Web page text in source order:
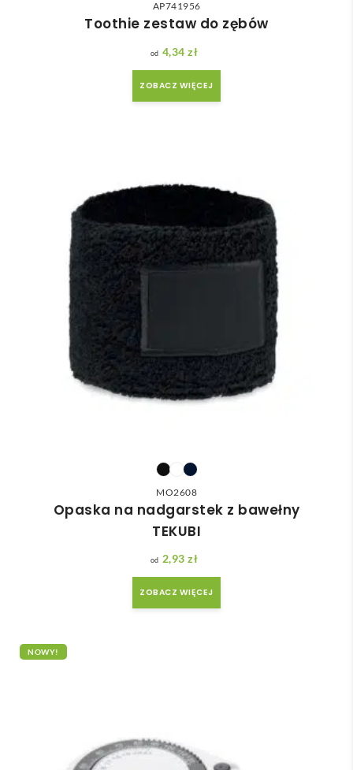
AP741956
Toothie zestaw do zębów
4,34 zł
ZOBACZ WIĘCEJ
MO2608
Opaska na nadgarstek z bawełny
TEKUBI
2,93 zł
ZOBACZ WIĘCEJ
NOWY!